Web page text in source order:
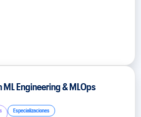
y construcción de tus soluciones.
ML Engineering & MLOps
Especializaciones